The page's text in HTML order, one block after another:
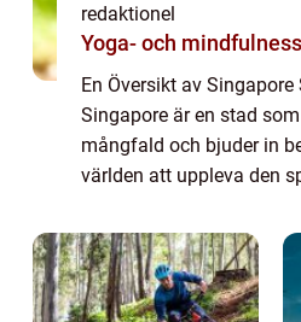
redaktionel
Yoga- och
En Översikt av Singapore
Singapore är en stad
mångfald och bjuder in
världen att uppleva den
Asiens mest utvecklade
finns...